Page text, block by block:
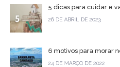
5 dicas para cuidar e
26 DE ABRIL DE 2023
6 motivos para morar
24 DE MARÇO DE 2022